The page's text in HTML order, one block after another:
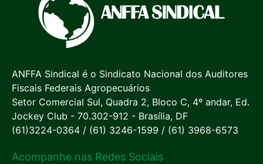
ANFFA Sindical é o Sindicato Nacional dos Auditores
Fiscais Federais Agropecuários
Setor Comercial Sul, Quadra 2, Bloco C, 4º andar, Ed.
Jockey Club - 70.302-912 - Brasília, DF
(61)3224-0364 / (61) 3246-1599 / (61) 3968-6573
Acompanhe nas Redes Sociais